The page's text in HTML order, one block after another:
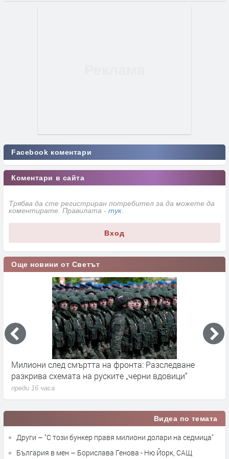
Facebook коментари
Коментари в сайта
Трябва да сте регистриран потребител за да можете да
коментирате. Правилата - тук
Вход
Още новини от Светът
Германските служби разследват руски опити за
влияние върху местния вот през септември
преди 17 часа
Видеа по темата
Други – "С този бункер правя милиони долари на седмица"
България в мен – Борислава Генова - Ню Йорк, САЩ